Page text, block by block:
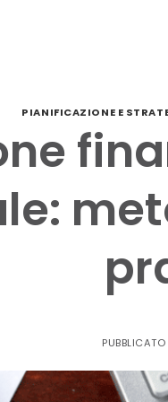
PIANIFICAZIONE E